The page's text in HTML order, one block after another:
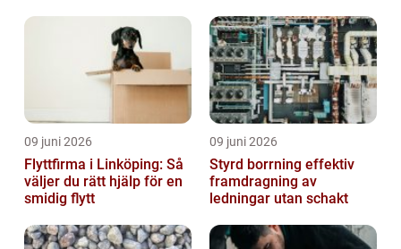
09 juni 2026
Flyttfirma i Linköping: Så
väljer du rätt hjälp för en
smidig flytt
09 juni 2026
Styrd borrning effektiv
framdragning av
ledningar utan schakt